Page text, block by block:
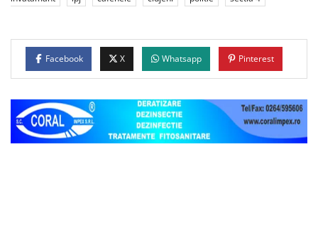
Facebook X Whatsapp Pinterest